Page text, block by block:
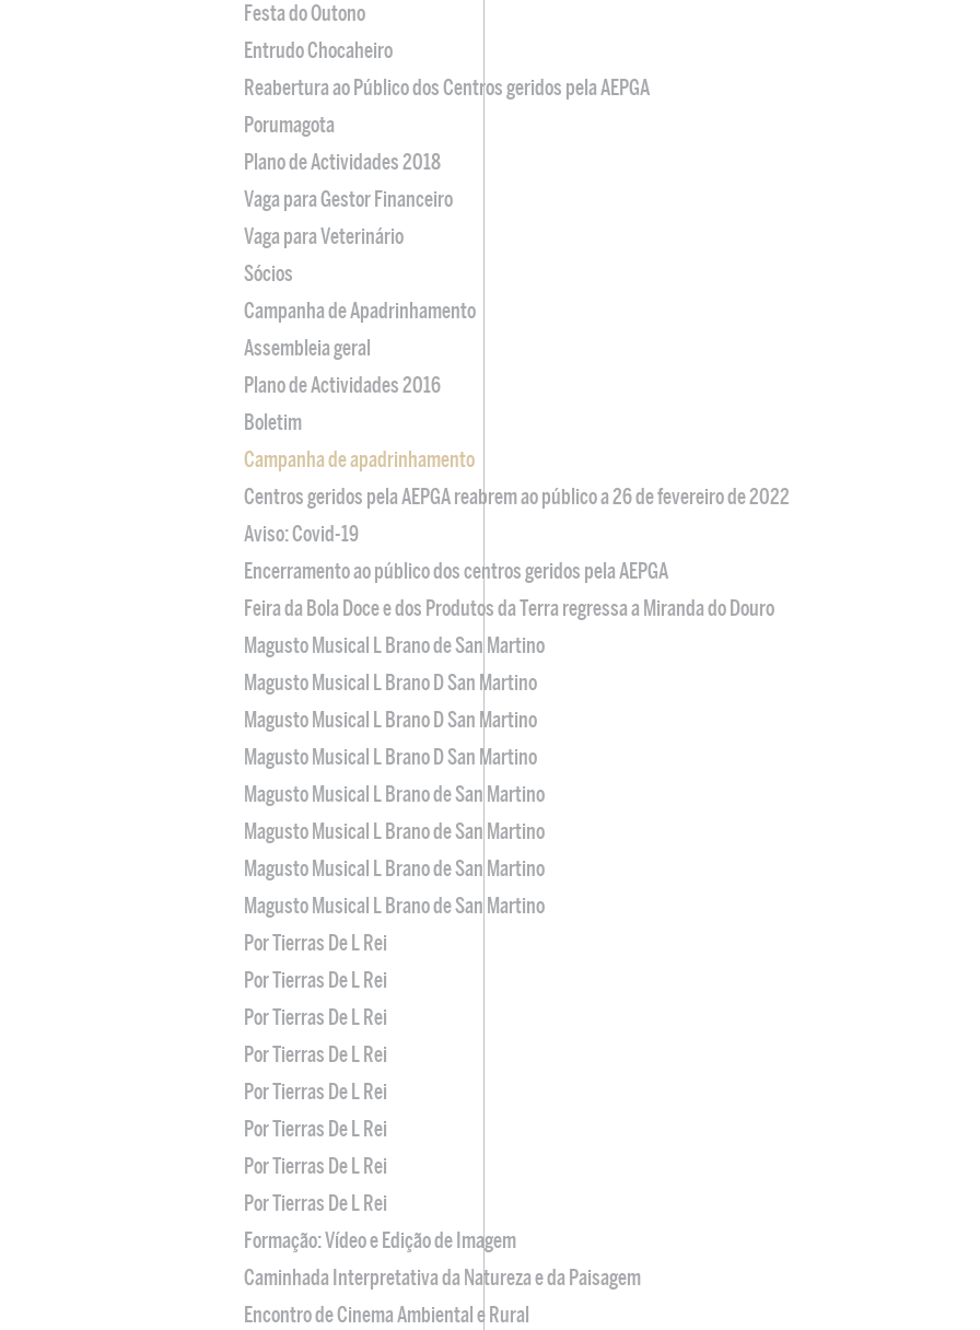
Festa do Outono
Entrudo Chocaheiro
Reabertura ao Público dos Centros geridos pela AEPGA
Porumagota
Plano de Actividades 2018
Vaga para Gestor Financeiro
Vaga para Veterinário
Sócios
Campanha de Apadrinhamento
Assembleia geral
Plano de Actividades 2016
Boletim
Campanha de apadrinhamento
Centros geridos pela AEPGA reabrem ao público a 26 de fevereiro de 2022
Aviso: Covid-19
Encerramento ao público dos centros geridos pela AEPGA
Feira da Bola Doce e dos Produtos da Terra regressa a Miranda do Douro
Magusto Musical L Brano de San Martino
Magusto Musical L Brano D San Martino
Magusto Musical L Brano D San Martino
Magusto Musical L Brano D San Martino
Magusto Musical L Brano de San Martino
Magusto Musical L Brano de San Martino
Magusto Musical L Brano de San Martino
Magusto Musical L Brano de San Martino
Por Tierras De L Rei
Por Tierras De L Rei
Por Tierras De L Rei
Por Tierras De L Rei
Por Tierras De L Rei
Por Tierras De L Rei
Por Tierras De L Rei
Por Tierras De L Rei
Formação: Vídeo e Edição de Imagem
Caminhada Interpretativa da Natureza e da Paisagem
Encontro de Cinema Ambiental e Rural